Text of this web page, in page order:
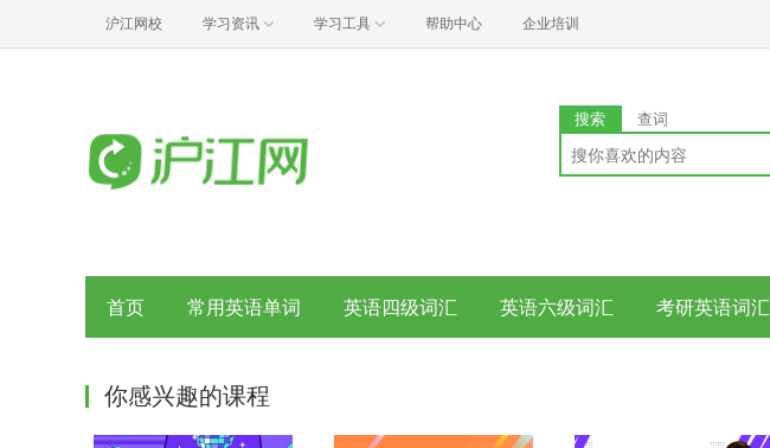
沪江网校 学习资讯 学习工具 帮助中心 企业培训
搜索 查词
首页 常用英语单词 英语四级词汇 英语六级词汇 考研英语词汇
你感兴趣的课程